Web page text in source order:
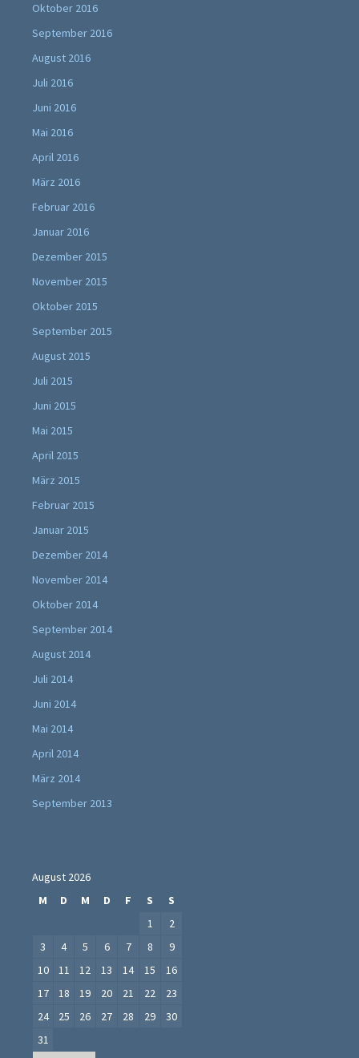
Oktober 2016
September 2016
August 2016
Juli 2016
Juni 2016
Mai 2016
April 2016
März 2016
Februar 2016
Januar 2016
Dezember 2015
November 2015
Oktober 2015
September 2015
August 2015
Juli 2015
Juni 2015
Mai 2015
April 2015
März 2015
Februar 2015
Januar 2015
Dezember 2014
November 2014
Oktober 2014
September 2014
August 2014
Juli 2014
Juni 2014
Mai 2014
April 2014
März 2014
September 2013
August 2026
M
D M D F S S
1
2
3
4 5 6 7 8
9
10
11 12 13 14 15
16
17
18 19 20 21 22
23
24
25 26 27 28 29
30
31